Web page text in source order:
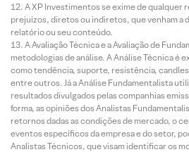
A XP Investimentos se exime de qualquer
prejuízos, diretos ou indiretos, que venham a
relatório ou seu conteúdo.
A Avaliação Técnica e a Avaliação de
metodologias de análise. A Análise Técnica é
como tendência, suporte, resistência,
entre outros. Já a Análise Fundamentalista
resultados divulgados pelas companhias
forma, as opiniões dos Analistas
retornos dadas as condições de mercado, o
eventos específicos da empresa e do setor,
Analistas Técnicos, que visam identificar os